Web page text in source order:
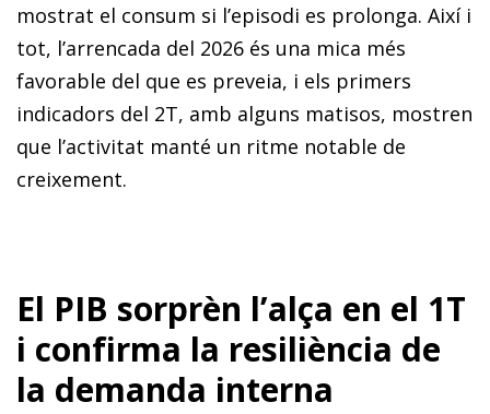
mostrat el consum si l’episodi es prolonga. Així i
tot, l’arrencada del 2026 és una mica més
favorable del que es preveia, i els primers
indicadors del 2T, amb alguns matisos, mostren
que l’activitat manté un ritme notable de
creixement.
El PIB sorprèn l’alça en el 1T
i confirma la resiliència de
la demanda interna